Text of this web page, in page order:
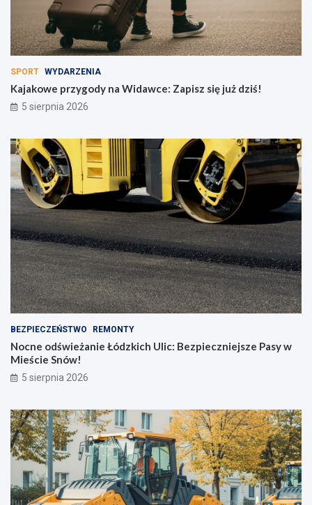
SPORT WYDARZENIA
Kajakowe przygody na Widawce: Zapisz się już dziś!
5 sierpnia 2026
BEZPIECZEŃSTWO REMONTY
Nocne odświeżanie Łódzkich Ulic: Bezpieczniejsze Pasy w
Mieście Snów!
5 sierpnia 2026